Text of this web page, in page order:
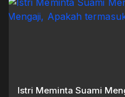
Istri Meminta Suami